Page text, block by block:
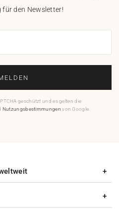
für den Newsletter!
geschützt und es gelten die
Nutzungsbestimmungen von Google.